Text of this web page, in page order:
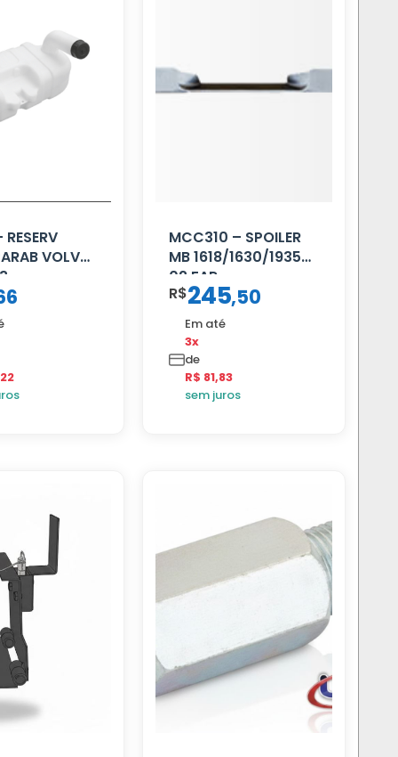
VOLVO
MCC310 – SPOILER
MB 1618/1630/1935
02 FAR
R$245,50
Em até
3x
de
R$ 81,83
sem juros